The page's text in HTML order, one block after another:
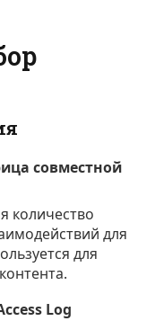
совместной
количество
для
для
Log